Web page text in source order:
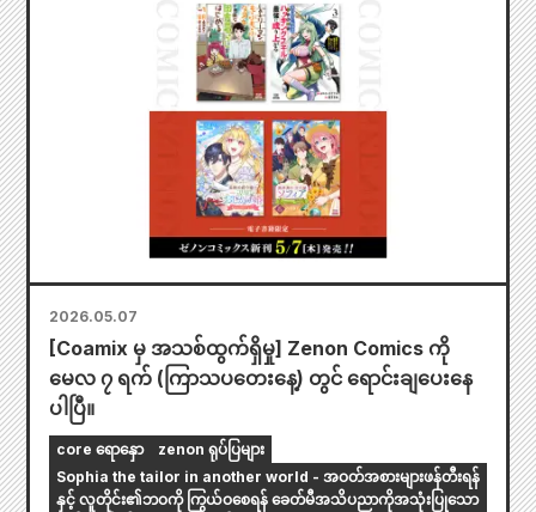
2026.05.07
[Coamix မှ အသစ်ထွက်ရှိမှု] Zenon Comics ကို
မေလ ၇ ရက် (ကြာသပတေးနေ့) တွင် ရောင်းချပေးနေ
ပါပြီ။
core ရောနှော
zenon ရုပ်ပြများ
Sophia the tailor in another world - အဝတ်အစားများဖန်တီးရန်
နှင့် လူတိုင်း၏ဘဝကို ကြွယ်ဝစေရန် ခေတ်မီအသိပညာကိုအသုံးပြုသော